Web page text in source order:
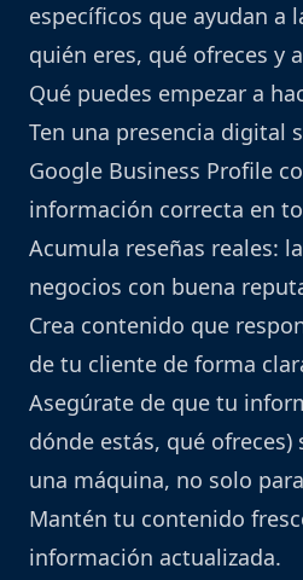
específicos que ayudan a
quién eres, qué ofreces y
Qué puedes empezar a
Ten una presencia digital
Google Business Profile
información correcta en
Acumula reseñas reales:
negocios con buena
Crea contenido que
de tu cliente de forma
Asegúrate de que tu
dónde estás, qué ofreces)
una máquina, no solo
Mantén tu contenido
información actualizada.